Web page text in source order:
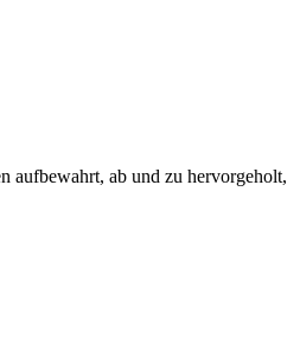
aufbewahrt, ab und zu hervorgeholt,